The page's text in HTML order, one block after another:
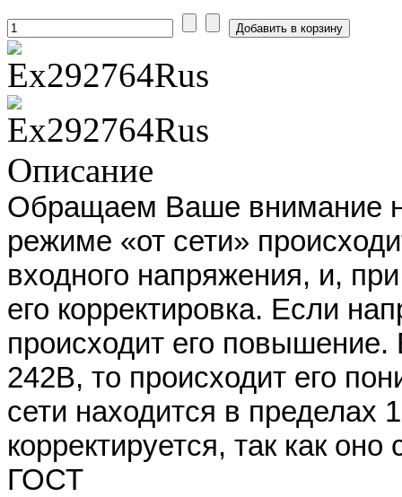
Описание
Обращаем Ваше внимание
режиме «от сети»
входного напряжения, и,
его корректировка. Если
происходит его
242В, то происходит его
сети находится в
корректируется, так как
ГОСТ